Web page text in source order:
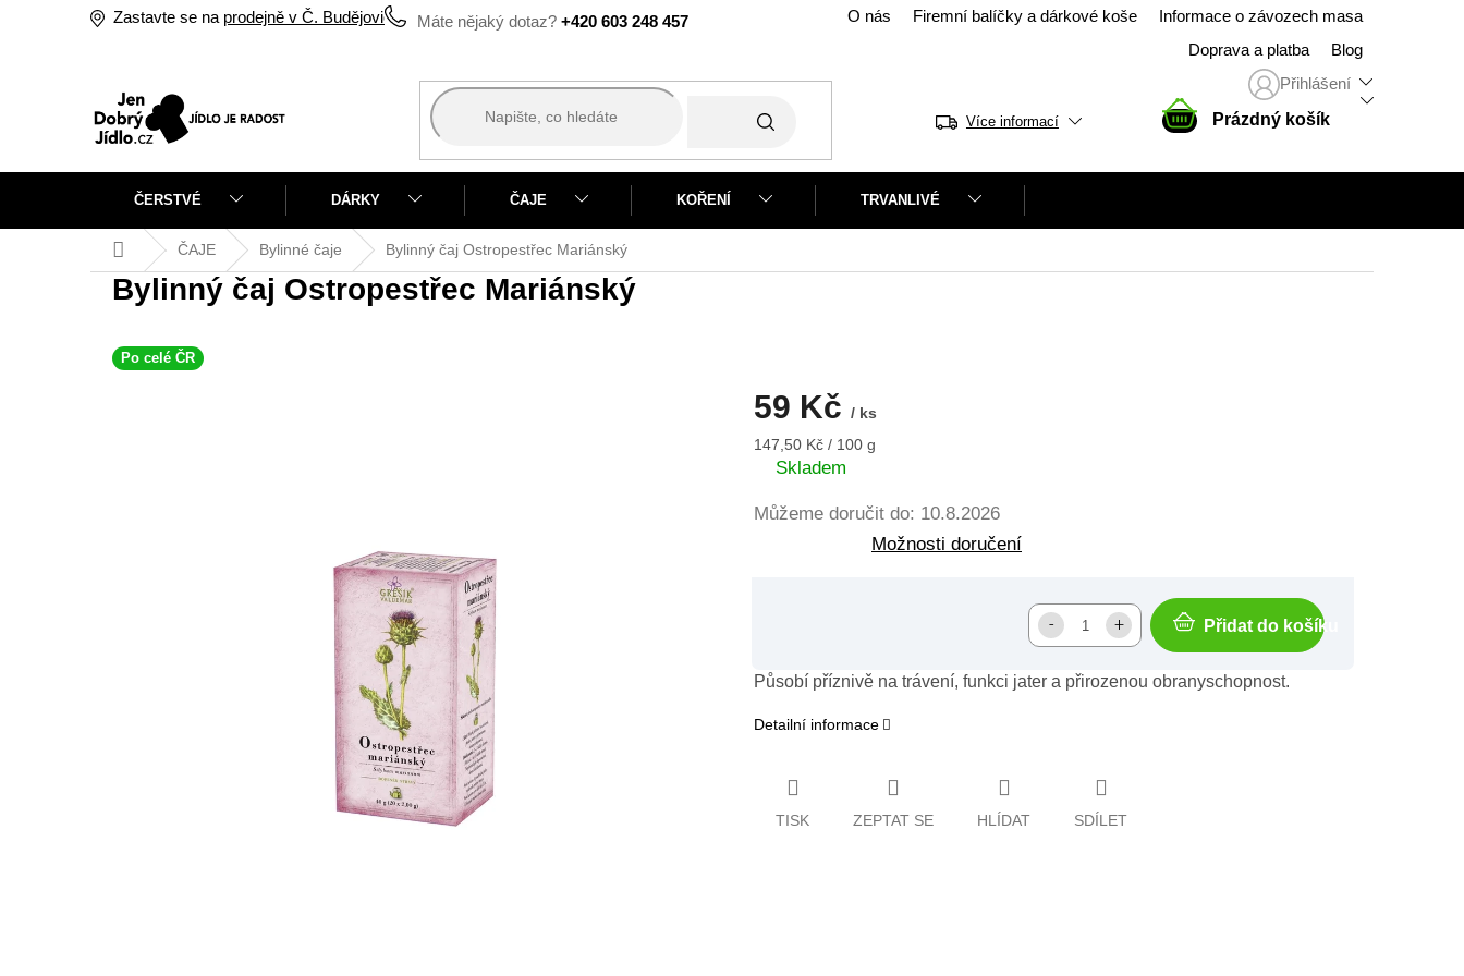
+420 603 248 457
Zastavte se na prodejně v Č. Budějovicích O nás Firemní balíčky a dárkové koše
Informace o závozech masa
Doprava a platba
Blog
Přihlášení
Více informací
NÁKUPNÍ
KOŠÍK
Prázdný košík
ČERSTVÉ DÁRKY ČAJE KOŘENÍ TRVANLIVÉ
Domů ČAJE Bylinné čaje Bylinný čaj Ostropestřec Mariánský
Bylinný čaj Ostropestřec Mariánský
Po celé ČR
59 Kč / ks
Měrná
cena:
147,50 Kč / 100 g
Skladem
Můžeme doručit do: 10.8.2026
Možnosti doručení
Přidat do košíku
Působí příznivě na trávení, funkci jater a přirozenou obranyschopnost.
Detailní informace
TISK ZEPTAT SE HLÍDAT SDÍLET